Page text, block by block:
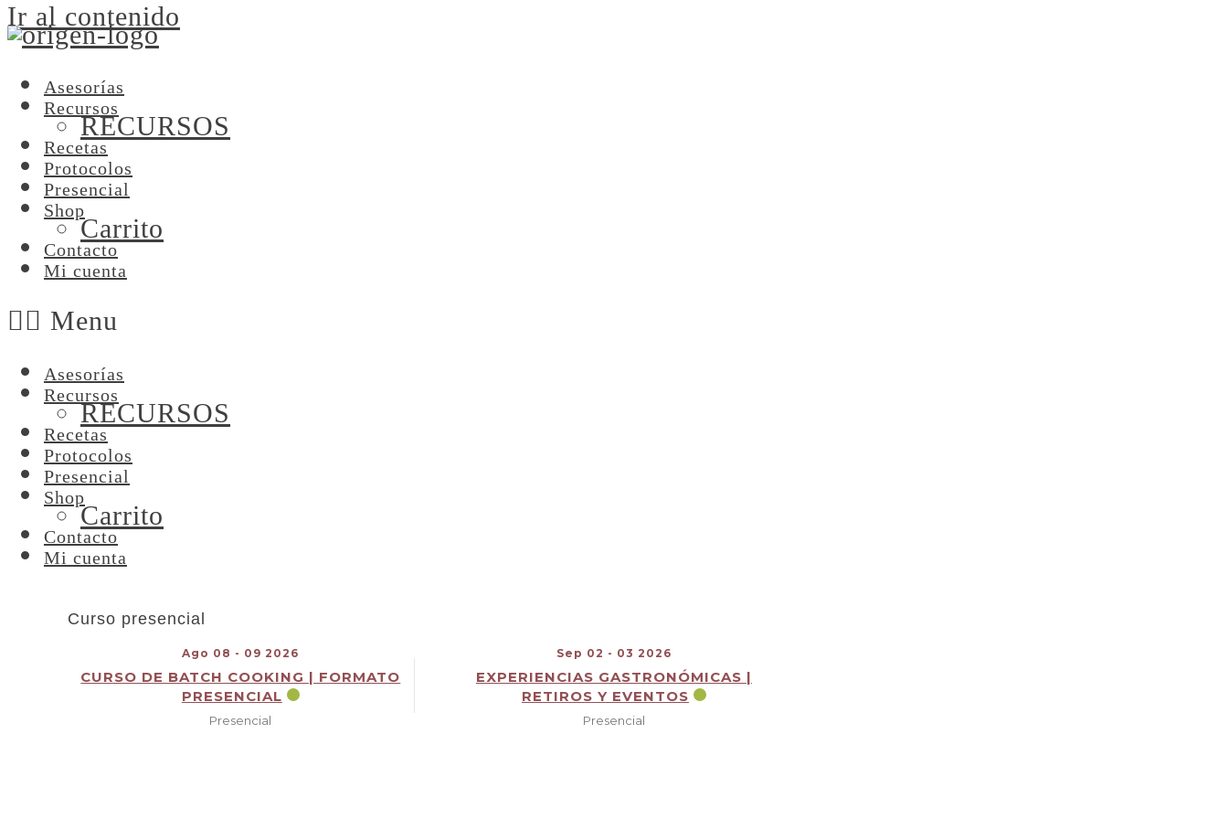
Ir al contenido
Asesorías
Recursos
RECURSOS
Recetas
Protocolos
Presencial
Shop
Carrito
Contacto
Mi cuenta
Menu
Asesorías
Recursos
RECURSOS
Recetas
Protocolos
Presencial
Shop
Carrito
Contacto
Mi cuenta
Curso presencial
Ago 08 - 09 2026
CURSO DE BATCH COOKING | FORMATO
PRESENCIAL
Presencial
Sep 02 - 03 2026
EXPERIENCIAS GASTRONÓMICAS |
RETIROS Y EVENTOS
Presencial